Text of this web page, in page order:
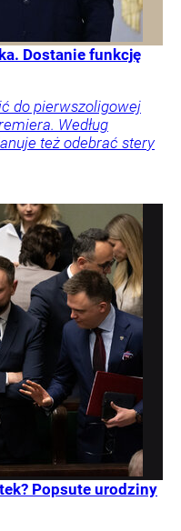
Dostanie funkcję
do pierwszoligowej
Według
też odebrać stery
Popsute urodziny